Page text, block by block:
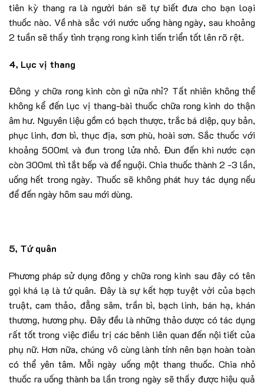
tiên kỳ thang ra là người bán sẽ tự biết đưa cho bạn loại
thuốc nào. Về nhà sắc với nước uống hàng ngày, sau khoảng
2 tuần sẽ thấy tình trạng rong kinh tiến triển tốt lên rõ rệt.
4, Lục vị thang
Đông y chữa rong kinh còn gì nữa nhỉ? Tất nhiên không thể
không kể đến lục vị thang-bài thuốc chữa rong kinh do thận
âm hư. Nguyên liệu gồm có bạch thược, trắc bá diệp, quy bản,
phục linh, đơn bì, thục địa, sơn phù, hoài sơn. Sắc thuốc với
khoảng 500ml và đun trong lửa nhỏ. Đun đến khi nước cạn
còn 300ml thì tắt bếp và để nguội. Chia thuốc thành 2 -3 lần,
uống hết trong ngày. Thuốc sẽ không phát huy tác dụng nếu
để đến ngày hôm sau mới dùng.
5, Tứ quân
Phương pháp sử dụng đông y chữa rong kinh sau đây có tên
gọi khá lạ là tứ quân. Đây là sự kết hợp tuyệt vời của bạch
truật, cam thảo, đẳng sâm, trần bì, bạch linh, bán hạ, khán
thương, hương phụ. Đây đều là những thảo dược có tác dụng
rất tốt trong việc điều trị các bênh liên quan đến nội tiết của
phụ nữ. Hơn nữa, chúng vô cùng lành tính nên bạn hoàn toàn
có thể yên tâm. Mỗi ngày uống một thang thuốc. Chia nhỏ
thuốc ra uống thành ba lần trong ngày sẽ thấy được hiệu quả